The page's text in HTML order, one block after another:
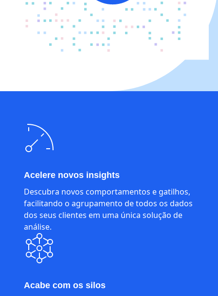
Acelere novos insights
Descubra novos comportamentos e gatilhos,
facilitando o agrupamento de todos os dados
dos seus clientes em uma única solução de
análise.
Acabe com os silos